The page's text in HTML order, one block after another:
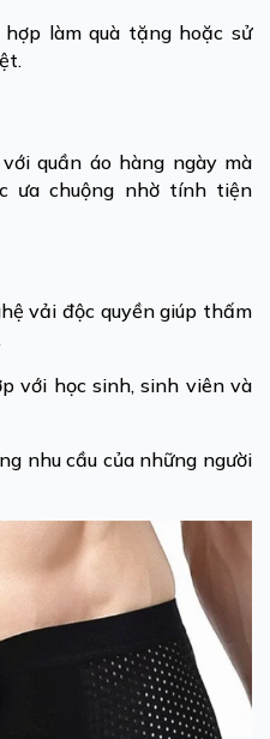
làm quà tặng hoặc sử
quần áo hàng ngày mà
ưa chuộng nhờ tính tiện
vải độc quyền giúp thấm
với học sinh, sinh viên và
nhu cầu của những người